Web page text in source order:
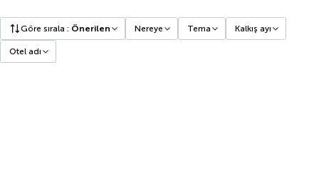
Göre sırala : Önerilen Nereye Tema Kalkış ayı
Otel adı